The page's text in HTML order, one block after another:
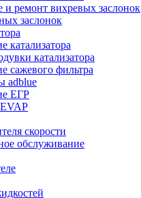
и ремонт вихревых заслонок
заслонок
катализатора
катализатора
сажевого фильтра
adblue
ЕГР
скорости
обслуживание